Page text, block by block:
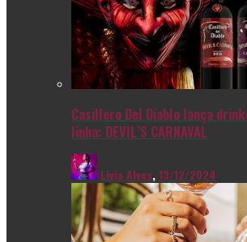
Casillero Del Diablo lança
linha: DEVIL’S CARNAVAL
Livia Alves,13/12/2024